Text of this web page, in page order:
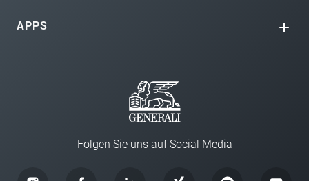
APPS
Folgen Sie uns auf Social Media